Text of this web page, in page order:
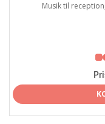
Musik til